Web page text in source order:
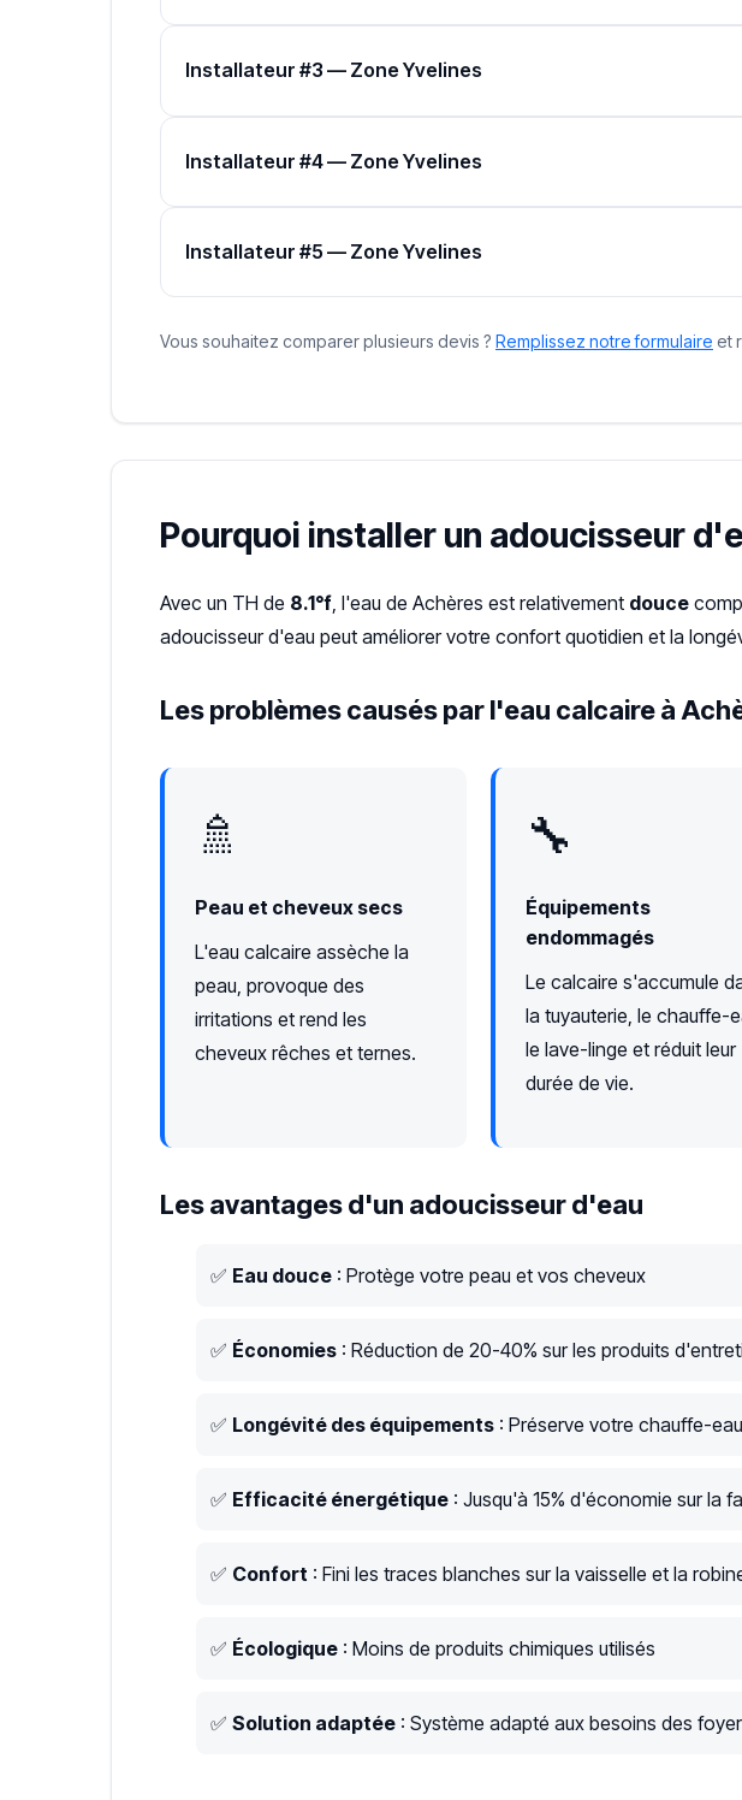
Installateur #3 — Zone Yvelines
Installateur #4 — Zone Yvelines
Installateur #5 — Zone Yvelines
Vous souhaitez comparer plusieurs devis ? Remplissez notre formulaire et
Pourquoi installer un adoucisseur
Avec un TH de 8.1°f , l'eau de Achères est relativement douce
adoucisseur d'eau peut améliorer votre confort quotidien et la
Les problèmes causés par l'eau calcaire à
🚿
Peau et cheveux secs
L'eau calcaire assèche la
peau, provoque des
irritations et rend les
cheveux rêches et ternes.
🔧
Équipements
endommagés
Le calcaire s'accumule
la tuyauterie, le chauffe-
le lave-linge et réduit leur
durée de vie.
Les avantages d'un adoucisseur d'eau
✅ Eau douce : Protège votre peau et vos cheveux
✅ Économies : Réduction de 20-40% sur les produits
✅ Longévité des équipements : Préserve votre chauffe-
✅ Efficacité énergétique : Jusqu'à 15% d'économie sur la
✅ Confort : Fini les traces blanches sur la vaisselle et la
✅ Écologique : Moins de produits chimiques utilisés
✅ Solution adaptée : Système adapté aux besoins des